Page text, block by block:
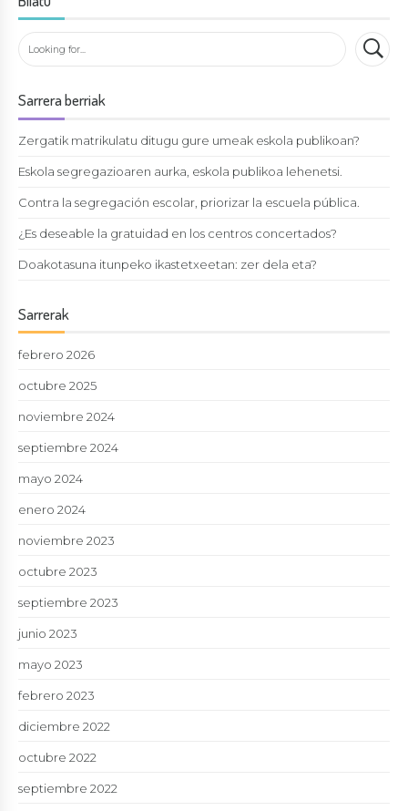
Sarrera berriak
Zergatik matrikulatu ditugu gure umeak eskola publikoan?
Eskola segregazioaren aurka, eskola publikoa lehenetsi.
Contra la segregación escolar, priorizar la escuela pública.
¿Es deseable la gratuidad en los centros concertados?
Doakotasuna itunpeko ikastetxeetan: zer dela eta?
Sarrerak
febrero 2026
octubre 2025
noviembre 2024
septiembre 2024
mayo 2024
enero 2024
noviembre 2023
octubre 2023
septiembre 2023
junio 2023
mayo 2023
febrero 2023
diciembre 2022
octubre 2022
septiembre 2022